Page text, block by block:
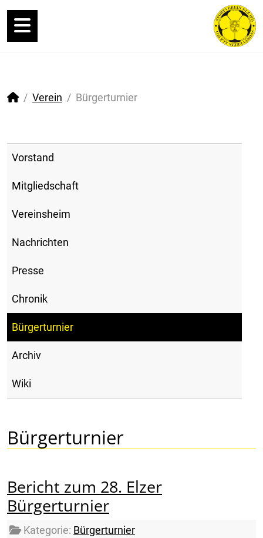
Verein Bürgerturnier
Vorstand
Mitgliedschaft
Vereinsheim
Nachrichten
Presse
Chronik
Bürgerturnier
Archiv
Wiki
Bürgerturnier
Bericht zum 28. Elzer
Bürgerturnier
Details
Kategorie: Bürgerturnier